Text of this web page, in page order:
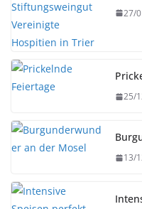
27/
25/
13/